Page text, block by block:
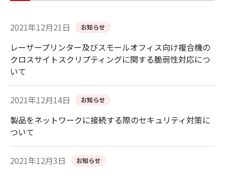
2021年12月21日 お知らせ
レーザープリンター及びスモールオフィス向け複合機の
クロスサイトスクリプティングに関する脆弱性対応につ
いて
2021年12月14日 お知らせ
製品をネットワークに接続する際のセキュリティ対策に
ついて
2021年12月3日 お知らせ